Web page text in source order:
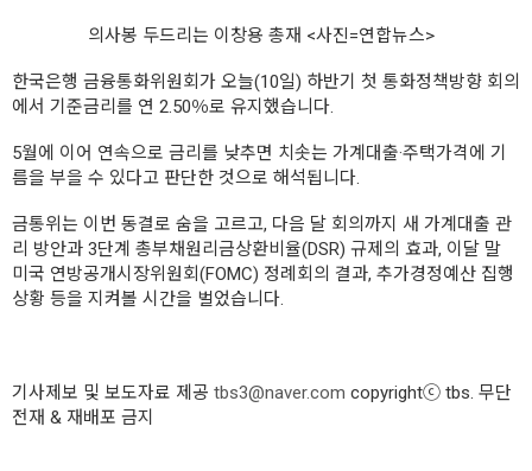
의사봉 두드리는 이창용 총재 <사진=연합뉴스>
한국은행 금융통화위원회가 오늘(10일) 하반기 첫 통화정책방향 회의
에서 기준금리를 연 2.50％로 유지했습니다.
5월에 이어 연속으로 금리를 낮추면 치솟는 가계대출·주택가격에 기
름을 부을 수 있다고 판단한 것으로 해석됩니다.
금통위는 이번 동결로 숨을 고르고, 다음 달 회의까지 새 가계대출 관
리 방안과 3단계 총부채원리금상환비율(DSR) 규제의 효과, 이달 말
미국 연방공개시장위원회(FOMC) 정례회의 결과, 추가경정예산 집행
상황 등을 지켜볼 시간을 벌었습니다.
기사제보 및 보도자료 제공 tbs3@naver.com copyrightⓒ tbs. 무단
전재 & 재배포 금지